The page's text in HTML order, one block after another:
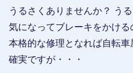
うるさくありませんか？ う
気になってブレーキをかける
本格的な修理となれば自転
確実ですが・・・